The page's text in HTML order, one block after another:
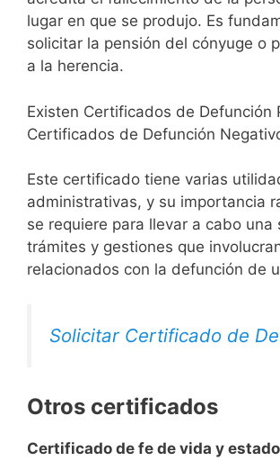
lugar en que se produjo. Es
solicitar la pensión del cónyuge o
a la herencia.
Existen Certificados de Defunción
Certificados de Defunción
Este certificado tiene varias
administrativas, y su importancia
se requiere para llevar a cabo una
trámites y gestiones que
relacionados con la defunción de
Solicitar Certificado de
Otros certificados
Certificado de fe de vida y